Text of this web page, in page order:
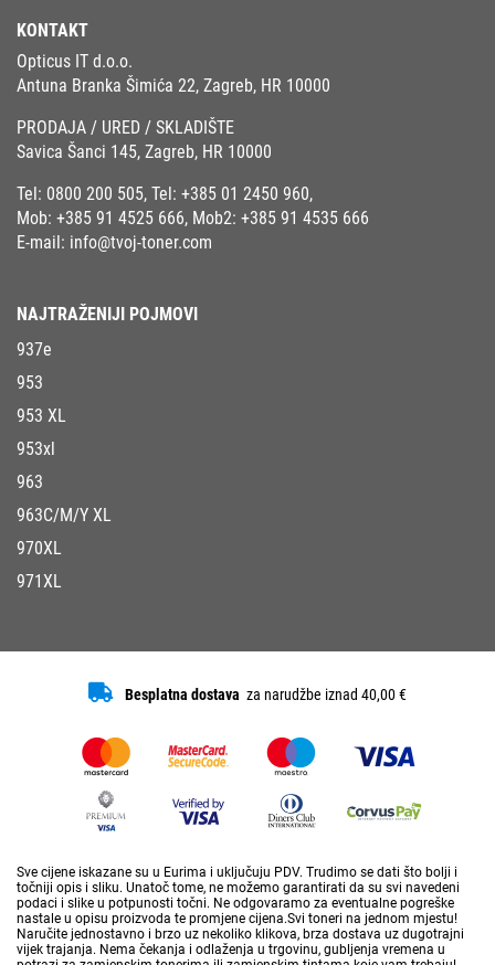
KONTAKT
Opticus IT d.o.o.
Antuna Branka Šimića 22, Zagreb, HR 10000
PRODAJA / URED / SKLADIŠTE
Savica Šanci 145, Zagreb, HR 10000
Tel: 0800 200 505, Tel: +385 01 2450 960,
Mob: +385 91 4525 666, Mob2: +385 91 4535 666
E-mail: info@tvoj-toner.com
NAJTRAŽENIJI POJMOVI
937e
953
953 XL
953xl
963
963C/M/Y XL
970XL
971XL
Besplatna dostava za narudžbe iznad 40,00 €
Sve cijene iskazane su u Eurima i uključuju PDV. Trudimo se dati što bolji i
točniji opis i sliku. Unatoč tome, ne možemo garantirati da su svi navedeni
podaci i slike u potpunosti točni. Ne odgovaramo za eventualne pogreške
nastale u opisu proizvoda te promjene cijena.Svi toneri na jednom mjestu!
Naručite jednostavno i brzo uz nekoliko klikova, brza dostava uz dugotrajni
vijek trajanja. Nema čekanja i odlaženja u trgovinu, gubljenja vremena u